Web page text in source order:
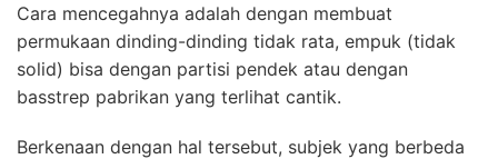
Cara mencegahnya adalah dengan membuat
permukaan dinding-dinding tidak rata, empuk (tidak
solid) bisa dengan partisi pendek atau dengan
basstrep pabrikan yang terlihat cantik.
Berkenaan dengan hal tersebut, subjek yang berbeda